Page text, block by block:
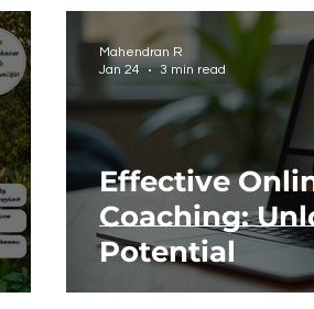
Effective
Coaching:
Potential
Mahendran R
Jan 24
3 min read